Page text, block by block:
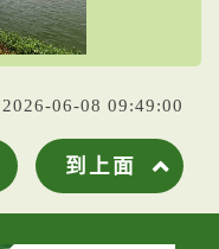
2026-06-08 09:49:00
到上面